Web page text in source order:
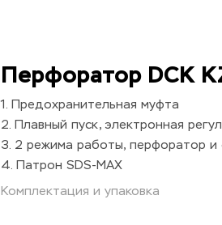
Перфоратор DCK
1. Предохранительная муфта
2. Плавный пуск, электронная
3. 2 режима работы, перфоратор
4. Патрон SDS-MAX
Комплектация и упаковка